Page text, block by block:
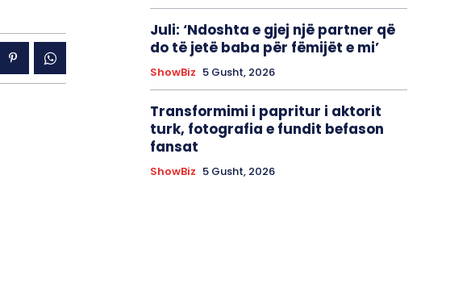
Juli: ‘Ndoshta e gjej një partner që
do të jetë baba për fëmijët e mi’
ShowBiz 5 Gusht, 2026
Transformimi i papritur i aktorit
turk, fotografia e fundit befason
fansat
ShowBiz 5 Gusht, 2026